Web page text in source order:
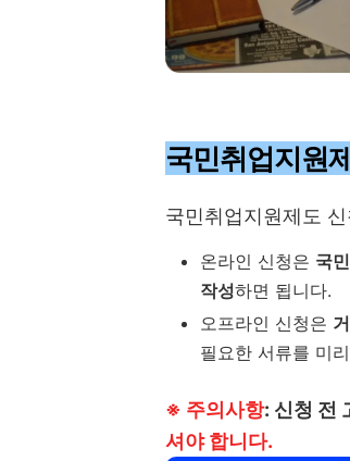
국민취업지원
국민취업지원제도
온라인 신청은 국
작성하면 됩니다.
오프라인 신청은
필요한 서류를 미
※ 주의사항: 신청 전
셔야 합니다.